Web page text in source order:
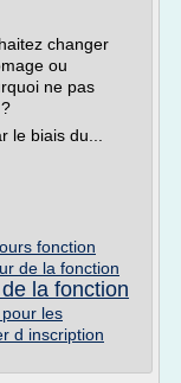
changer
ou
ne pas
le biais du...
fonction
de la fonction
la fonction
les
d inscription